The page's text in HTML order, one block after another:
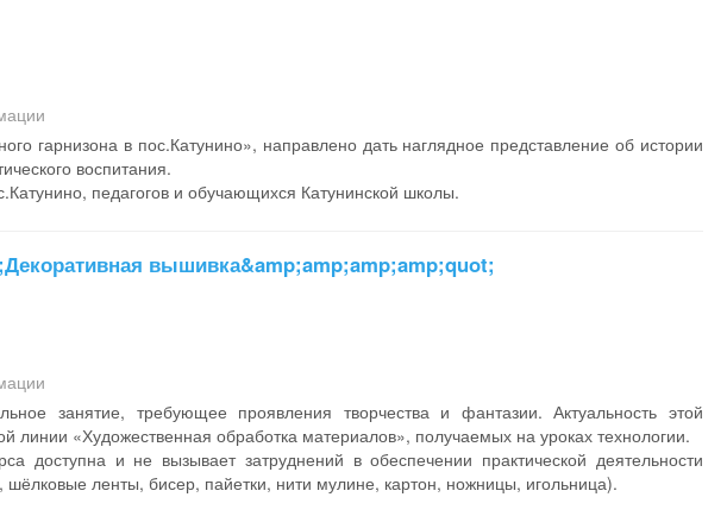
гарнизона в пос.Катунино», направлено дать наглядное представление об истории
воспитания.
педагогов и обучающихся Катунинской школы.
вышивка&amp;amp;amp;amp;quot;
занятие, требующее проявления творчества и фантазии. Актуальность этой
линии «Художественная обработка материалов», получаемых на уроках технологии.
доступна и не вызывает затруднений в обеспечении практической деятельности
ленты, бисер, пайетки, нити мулине, картон, ножницы, игольница).